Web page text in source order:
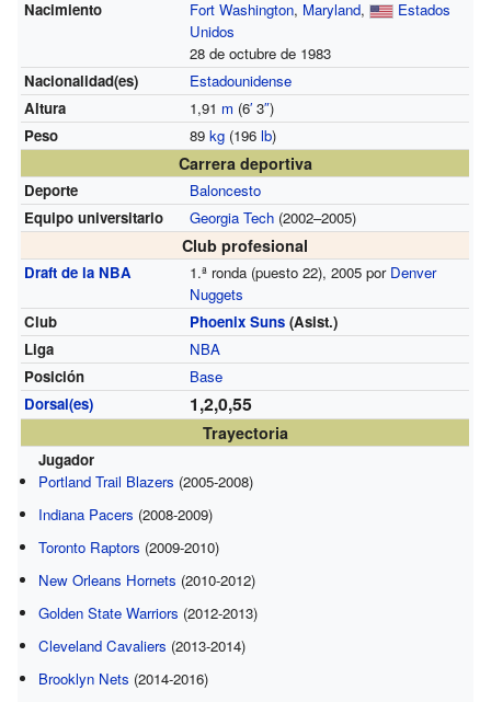
Nacimiento
Fort Washington, Maryland,
Estados
Unidos
28 de octubre de 1983
Nacionalidad(es)
Estadounidense
Altura
1,91 m (6′3″)
Peso
89 kg(196 lb)
Carrera deportiva
Deporte
Baloncesto
Equipo universitario
Georgia Tech(2002–2005)
Club profesional
Draft de la NBA 1.ª ronda (puesto 22), 2005 por Denver
Nuggets
Club
Phoenix Suns(Asist.)
Liga
NBA
Posición
Base
Dorsal(es)
1,2,0,55
Trayectoria
Jugador
Portland Trail Blazers (2005-2008)
Indiana Pacers (2008-2009)
Toronto Raptors (2009-2010)
New Orleans Hornets (2010-2012)
Golden State Warriors (2012-2013)
Cleveland Cavaliers (2013-2014)
Brooklyn Nets (2014-2016)